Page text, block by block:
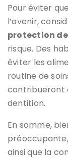
Pour éviter
l’avenir,
protection
risque. Des
éviter les
routine de
contribueront
dentition.
En somme,
ainsi que la